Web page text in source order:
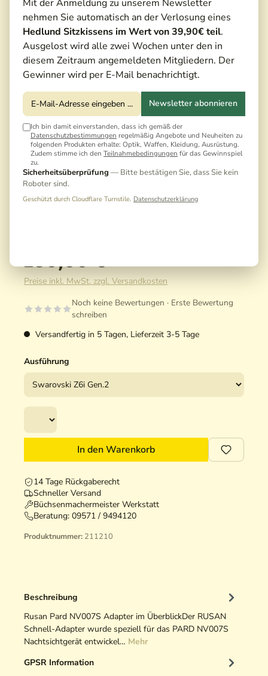
Mit der Anmeldung zu unserem Newsletter
nehmen Sie automatisch an der Verlosung eines
Hedlund Sitzkissens im Wert von 39,90€ teil.
Ausgelost wird alle zwei Wochen unter den in
diesem Zeitraum angemeldeten Mitgliedern. Der
Gewinner wird per E-Mail benachrichtigt.
Newsletter abonnieren
Ich bin damit einverstanden, dass ich gemäß der
Datenschutzbestimmungen regelmäßig Angebote und Neuheiten zu
folgenden Produkten erhalte: Optik, Waffen, Kleidung, Ausrüstung.
Zudem stimme ich den Teilnahmebedingungen für das Gewinnspiel
zu.
Sicherheitsüberprüfung — Bitte bestätigen Sie, dass Sie kein
Roboter sind.
Geschützt durch Cloudflare Turnstile. Datenschutzerklärung
130,00 €*
Preise inkl. MwSt. zzgl. Versandkosten
Noch keine Bewertungen · Erste Bewertung
schreiben
Versandfertig in 5 Tagen, Lieferzeit 3-5 Tage
Ausführung
In den Warenkorb
14 Tage Rückgaberecht
Schneller Versand
Büchsenmachermeister Werkstatt
Beratung: 09571 / 9494120
Produktnummer: 211210
Beschreibung
Rusan Pard NV007S Adapter im ÜberblickDer RUSAN
Schnell-Adapter wurde speziell für das PARD NV007S
Nachtsichtgerät entwickel… Mehr
GPSR Information